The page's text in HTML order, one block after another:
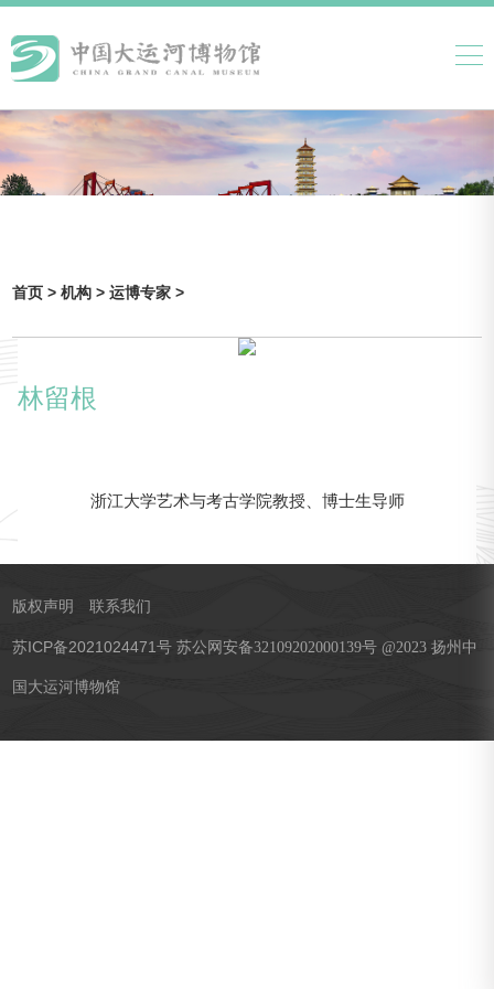
首页 >机构 >运博专家 >
林留根
浙江大学艺术与考古学院教授、博士生导师
版权声明 联系我们
苏ICP备2021024471号 苏公网安备32109202000139号 @2023 扬州中
国大运河博物馆